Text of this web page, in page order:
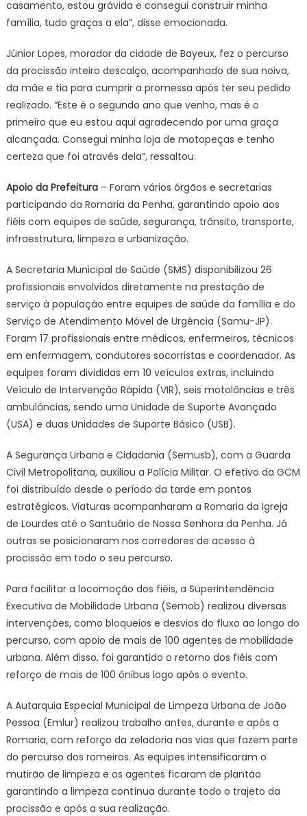
casamento, estou grávida e consegui construir minha
família, tudo graças a ela”, disse emocionada.
Júnior Lopes, morador da cidade de Bayeux, fez o percurso
da procissão inteiro descalço, acompanhado de sua noiva,
da mãe e tia para cumprir a promessa após ter seu pedido
realizado. “Este é o segundo ano que venho, mas é o
primeiro que eu estou aqui agradecendo por uma graça
alcançada. Consegui minha loja de motopeças e tenho
certeza que foi através dela”, ressaltou.
Apoio da Prefeitura– Foram vários órgãos e secretarias
participando da Romaria da Penha, garantindo apoio aos
fiéis com equipes de saúde, segurança, trânsito, transporte,
infraestrutura, limpeza e urbanização.
A Secretaria Municipal de Saúde (SMS) disponibilizou 26
profissionais envolvidos diretamente na prestação de
serviço à população entre equipes de saúde da família e do
Serviço de Atendimento Móvel de Urgência (Samu-JP).
Foram 17 profissionais entre médicos, enfermeiros, técnicos
em enfermagem, condutores socorristas e coordenador. As
equipes foram divididas em 10 veículos extras, incluindo
Veículo de Intervenção Rápida (VIR), seis motolâncias e três
ambulâncias, sendo uma Unidade de Suporte Avançado
(USA) e duas Unidades de Suporte Básico (USB).
A Segurança Urbana e Cidadania (Semusb), com a Guarda
Civil Metropolitana, auxiliou a Polícia Militar. O efetivo da GCM
foi distribuído desde o período da tarde em pontos
estratégicos. Viaturas acompanharam a Romaria da Igreja
de Lourdes até o Santuário de Nossa Senhora da Penha. Já
outras se posicionaram nos corredores de acesso à
procissão em todo o seu percurso.
Para facilitar a locomoção dos fiéis, a Superintendência
Executiva de Mobilidade Urbana (Semob) realizou diversas
intervenções, como bloqueios e desvios do fluxo ao longo do
percurso, com apoio de mais de 100 agentes de mobilidade
urbana. Além disso, foi garantido o retorno dos fiéis com
reforço de mais de 100 ônibus logo após o evento.
A Autarquia Especial Municipal de Limpeza Urbana de João
Pessoa (Emlur) realizou trabalho antes, durante e após a
Romaria, com reforço da zeladoria nas vias que fazem parte
do percurso dos romeiros. As equipes intensificaram o
mutirão de limpeza e os agentes ficaram de plantão
garantindo a limpeza contínua durante todo o trajeto da
procissão e após a sua realização.